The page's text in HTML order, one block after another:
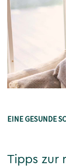
EINE GESUNDE
Tipps zur